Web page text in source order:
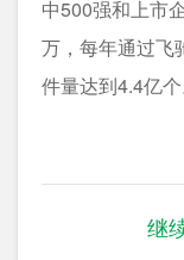
中500强和上市
万，每年通过飞
件量达到4.4亿个
继